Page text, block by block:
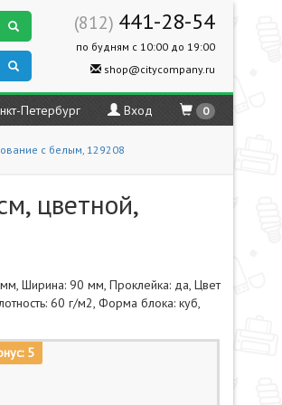
(812) 441-28-54
по будням с 10:00 до 19:00
shop@citycompany.ru
Петербург Вход 0
с белым, 129208
цветной,
Ширина: 90 мм, Проклейка: да, Цвет
60 г/м2, Форма блока: куб,
5